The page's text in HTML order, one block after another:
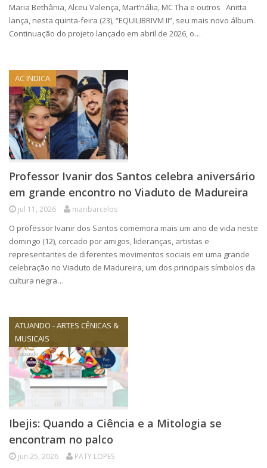
Maria Bethânia, Alceu Valença, Mart’nália, MC Tha e outros Anitta
lança, nesta quinta-feira (23), “EQUILIBRIVM II”, seu mais novo álbum.
Continuação do projeto lançado em abril de 2026, o…
AC INDICA
Professor Ivanir dos Santos celebra aniversário
em grande encontro no Viaduto de Madureira
jul 11, 2026 maribarcelos
O professor Ivanir dos Santos comemora mais um ano de vida neste
domingo (12), cercado por amigos, lideranças, artistas e
representantes de diferentes movimentos sociais em uma grande
celebração no Viaduto de Madureira, um dos principais símbolos da
cultura negra…
ATUANDO - ARTES CÊNICAS &
MUSICAIS
Ibejis: Quando a Ciência e a Mitologia se
encontram no palco
jun 25, 2026 PATY LOPES